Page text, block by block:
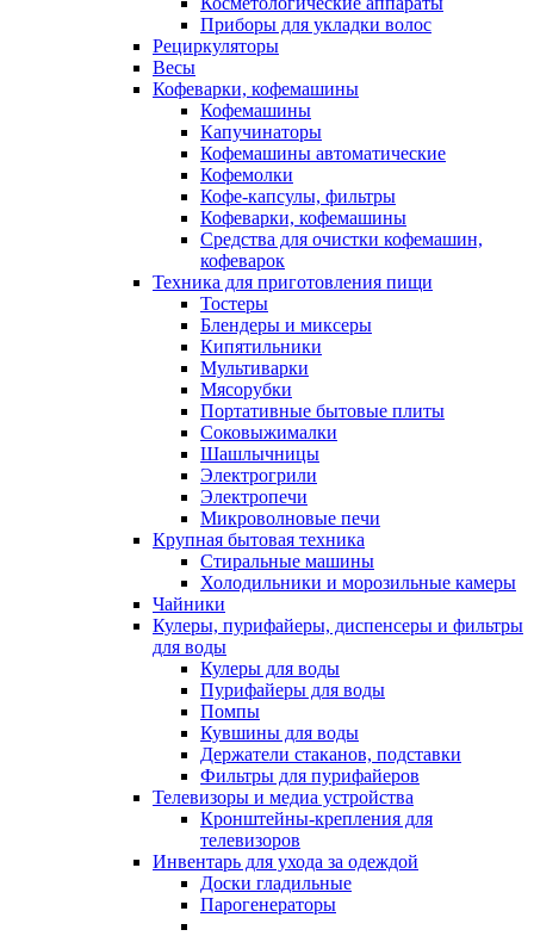
Приборы для укладки волос
Рециркуляторы
Весы
Кофеварки, кофемашины
Кофемашины
Капучинаторы
Кофемашины автоматические
Кофемолки
Кофе-капсулы, фильтры
Кофеварки, кофемашины
Средства для очистки кофемашин,
кофеварок
Техника для приготовления пищи
Тостеры
Блендеры и миксеры
Кипятильники
Мультиварки
Мясорубки
Портативные бытовые плиты
Соковыжималки
Шашлычницы
Электрогрили
Электропечи
Микроволновые печи
Крупная бытовая техника
Стиральные машины
Холодильники и морозильные камеры
Чайники
Кулеры, пурифайеры, диспенсеры и фильтры
для воды
Кулеры для воды
Пурифайеры для воды
Помпы
Кувшины для воды
Держатели стаканов, подставки
Фильтры для пурифайеров
Телевизоры и медиа устройства
Кронштейны-крепления для
телевизоров
Инвентарь для ухода за одеждой
Доски гладильные
Парогенераторы